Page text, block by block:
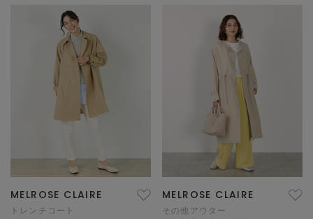
MELROSE CLAIRE
トレンチコート
MELROSE CLAIRE
その他アウター